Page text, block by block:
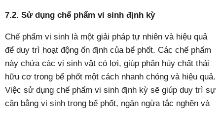
7.2. Sử dụng chế phẩm vi sinh định kỳ
Chế phẩm vi sinh là một giải pháp tự nhiên và hiệu quả
để duy trì hoạt động ổn định của bể phốt. Các chế phẩm
này chứa các vi sinh vật có lợi, giúp phân hủy chất thải
hữu cơ trong bể phốt một cách nhanh chóng và hiệu quả.
Việc sử dụng chế phẩm vi sinh định kỳ sẽ giúp duy trì sự
cân bằng vi sinh trong bể phốt, ngăn ngừa tắc nghẽn và